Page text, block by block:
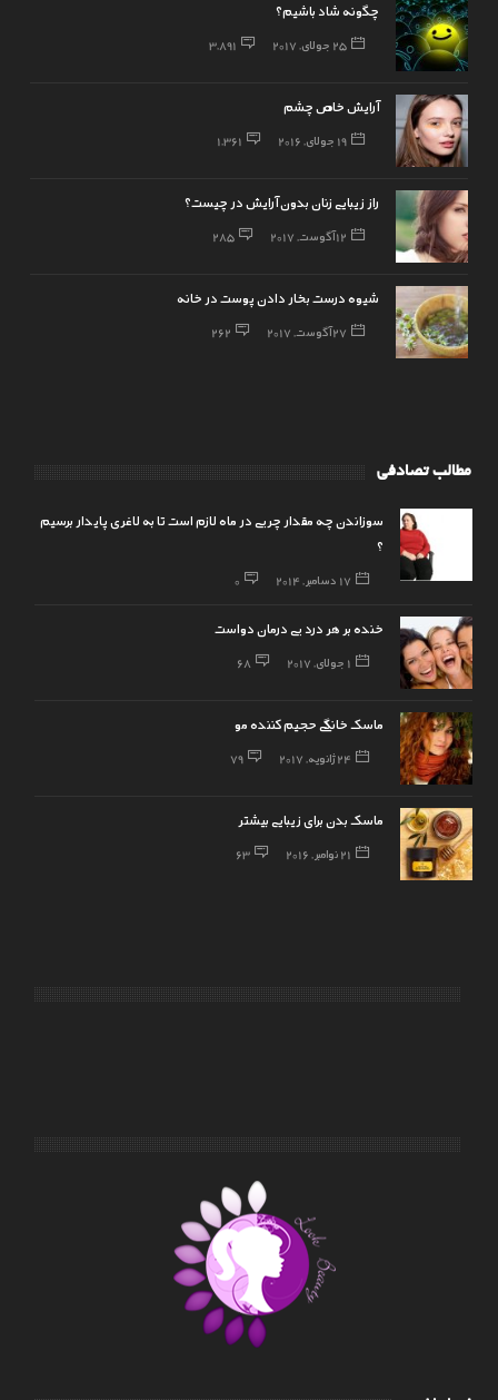
چگونه شاد باشیم؟
25 جولای, 2017 3,891
آرایش خاص چشم
19 جولای, 2016 1,361
راز زیبایی زنان بدون آرایش در چیست؟
12 آگوست, 2017 285
شیوه درست بخار دادن پوست در خانه
27 آگوست, 2017 262
مطالب تصادفی
سوزاندن چه مقدار چربی در ماه لازم است تا به لاغری پایدار برسیم
؟
17 دسامبر, 2014 0
خنده بر هر درد بی درمان دواست
1 جولای, 2017 68
ماسک خانگی حجیم کننده مو
24 ژانویه, 2017 79
ماسک بدن برای زیبایی بیشتر
21 نوامبر, 2016 63